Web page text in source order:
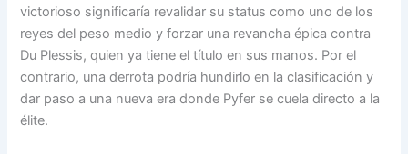
victorioso significaría revalidar su status como uno de los
reyes del peso medio y forzar una revancha épica contra
Du Plessis, quien ya tiene el título en sus manos. Por el
contrario, una derrota podría hundirlo en la clasificación y
dar paso a una nueva era donde Pyfer se cuela directo a la
élite.